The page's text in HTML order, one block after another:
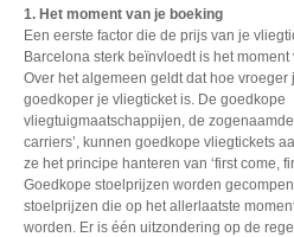
1. Het moment van je boeking
Een eerste factor die de prijs van je
Barcelona sterk beïnvloedt is het
Over het algemeen geldt dat hoe vroeger
goedkoper je vliegticket is. De goedkope
vliegtuigmaatschappijen, de zogenaamde
carriers’, kunnen goedkope vliegtickets
ze het principe hanteren van ‘first come,
Goedkope stoelprijzen worden
stoelprijzen die op het allerlaatste
worden. Er is één uitzondering op de